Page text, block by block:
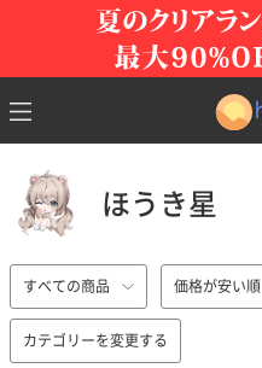
ほうき星
すべての商品 価格が安い順
カテゴリーを変更する